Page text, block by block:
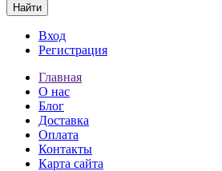
Найти
Вход
Регистрация
Главная
О нас
Блог
Доставка
Оплата
Контакты
Карта сайта